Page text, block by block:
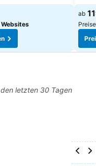
ab
letzten 30 Tagen